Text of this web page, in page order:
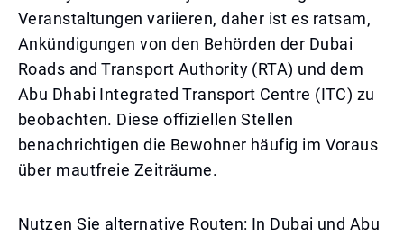
Veranstaltungen variieren, daher ist es ratsam,
Ankündigungen von den Behörden der Dubai
Roads and Transport Authority (RTA) und dem
Abu Dhabi Integrated Transport Centre (ITC) zu
beobachten. Diese offiziellen Stellen
benachrichtigen die Bewohner häufig im Voraus
über mautfreie Zeiträume.
Nutzen Sie alternative Routen: In Dubai und Abu